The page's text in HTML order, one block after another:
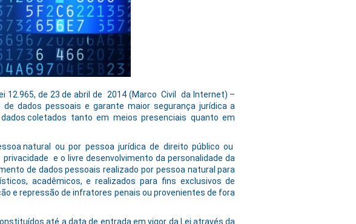
12.965, de 23 de abril de 2014 (Marco Civil da Internet) –
dados pessoais e garante maior segurança jurídica a
coletados tanto em meios presenciais quanto em
natural ou por pessoa jurídica de direito público ou
e o livre desenvolvimento da personalidade da
de dados pessoais realizado por pessoa natural para
acadêmicos, e realizados para fins exclusivos de
e repressão de infratores penais ou provenientes de fora
até a data de entrada em vigor da Lei através da